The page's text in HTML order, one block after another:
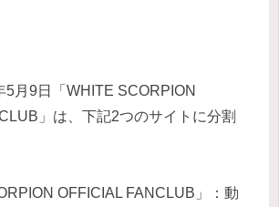
月9日「WHITE SCORPION
」は、下記2つのサイトに分割
OFFICIAL FANCLUB」：動